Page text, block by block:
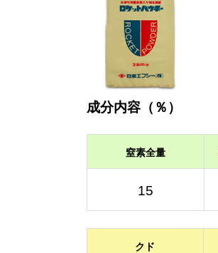
成分内容（％）
窒素全量
15
クド